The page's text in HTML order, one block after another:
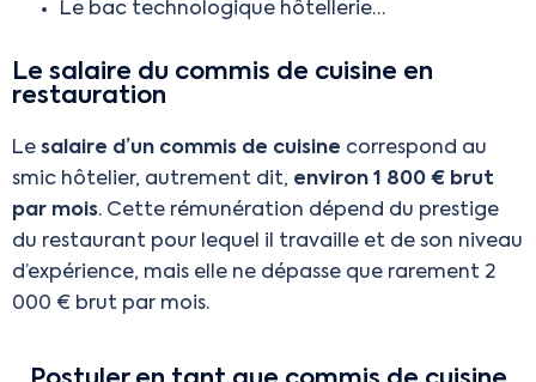
Le bac technologique hôtellerie…
Le salaire du commis de cuisine en
restauration
Le salaire d’un commis de cuisine correspond au
smic hôtelier, autrement dit, environ 1 800 € brut
par mois. Cette rémunération dépend du prestige
du restaurant pour lequel il travaille et de son niveau
d’expérience, mais elle ne dépasse que rarement 2
000 € brut par mois.